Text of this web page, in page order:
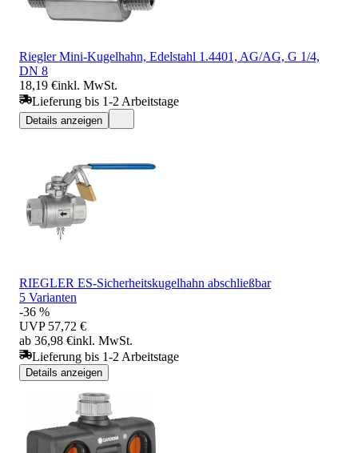
Riegler Mini-Kugelhahn, Edelstahl 1.4401, AG/AG, G 1/4,
DN 8
18,19 €inkl. MwSt.
Lieferung bis 1-2 Arbeitstage
Details anzeigen
RIEGLER ES-Sicherheitskugelhahn abschließbar
5 Varianten
-36 %
UVP 57,72 €
ab 36,98 €inkl. MwSt.
Lieferung bis 1-2 Arbeitstage
Details anzeigen